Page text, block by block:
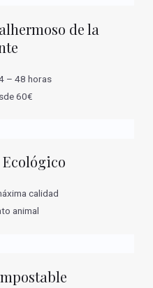
de la
– 48 horas
60€
calidad
animal